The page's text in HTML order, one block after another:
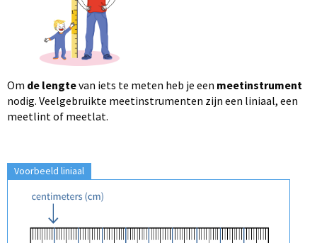
Om de lengtevan iets te meten heb je een meetinstrument
nodig. Veelgebruikte meetinstrumenten zijn een liniaal, een
meetlint of meetlat.
Voorbeeld liniaal